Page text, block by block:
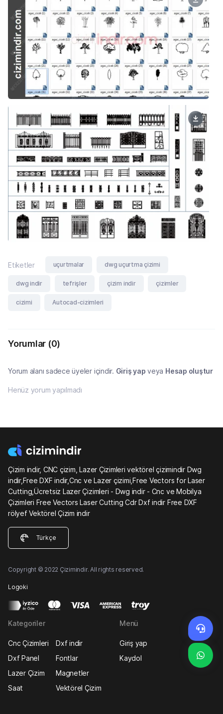
Etiketler uçurtmalar dwg uçurtma çizimi
dwg indir tefrişler çizim indir çizimler
cizimi Autocad-cizimleri
Yorumlar (0)
Yorum alanı sadece üyeler içindir. Giriş yap veya Hesap oluştur
Henüz yorum yapılmadı
Çizim indir, CNC çizim, Lazer Çizimleri vektörel çizimindir Dwg
indir,Free DXF indir,Cnc ve Lazer çizimi,Free Vectors for Laser
Cutting,Ücretsiz Lazer Çizimleri - Dwg indir - Cnc ve Mobilya
Çizimleri Free Vectors Laser Cutting Cdr Dxf indir Free DXF
rölyef Vektörel Çizim indir
Türkçe
Copyright © 2022 Çizimindir. All rights reserved.
Logoki
Kategoriler
Cnc Çizimleri
Dxf indir
Dxf Panel
Fontlar
Lazer Çizim
Magnetler
Saat
Vektörel Çizim
Menü
Giriş yap
Kaydol